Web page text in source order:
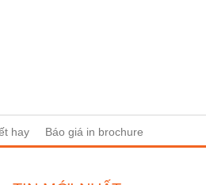
hay Báo giá in brochure